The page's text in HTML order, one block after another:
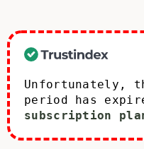
Unfortunately,
period has
subscription